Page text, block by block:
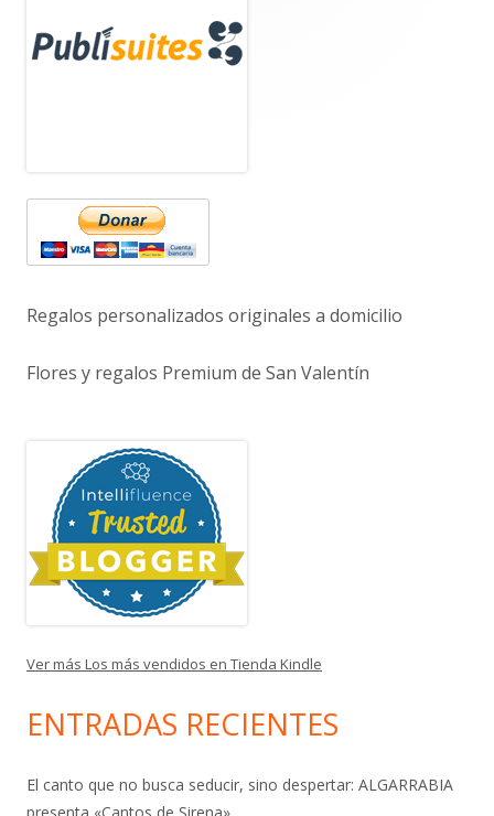
lateral
principal
Regalos personalizados originales a domicilio
Flores y regalos Premium de San Valentín
Ver más Los más vendidos en Tienda Kindle
ENTRADAS RECIENTES
El canto que no busca seducir, sino despertar: ALGARRABIA